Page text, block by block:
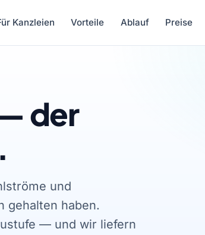
Kanzleien Vorteile Ablauf Preise
der
und
gehalten haben.
— und wir liefern